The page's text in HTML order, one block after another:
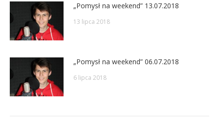
„Pomysł na weekend” 13.07.2018
13 lipca 2018
„Pomysł na weekend” 06.07.2018
6 lipca 2018